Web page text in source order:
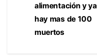
alimentación y ya
hay mas de 100
muertos